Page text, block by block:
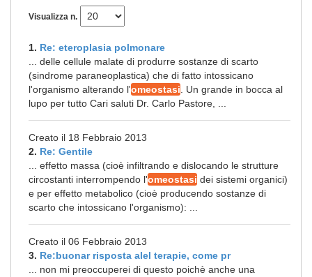
Visualizza n.
1. Re: eteroplasia polmonare
... delle cellule malate di produrre sostanze di scarto
(sindrome paraneoplastica) che di fatto intossicano
l'organismo alterando l'omeostasi . Un grande in bocca al
lupo per tutto Cari saluti Dr. Carlo Pastore, ...
Creato il 18 Febbraio 2013
2. Re: Gentile
... effetto massa (cioè infiltrando e dislocando le strutture
circostanti interrompendo l'omeostasi dei sistemi organici)
e per effetto metabolico (cioè producendo sostanze di
scarto che intossicano l'organismo): ...
Creato il 06 Febbraio 2013
3. Re:buonar risposta alel terapie, come pr
... non mi preoccuperei di questo poichè anche una